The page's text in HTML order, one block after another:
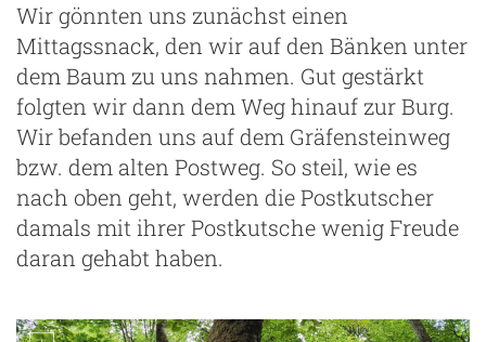
Wir gönnten uns zunächst einen
Mittagssnack, den wir auf den Bänken unter
dem Baum zu uns nahmen. Gut gestärkt
folgten wir dann dem Weg hinauf zur Burg.
Wir befanden uns auf dem Gräfensteinweg
bzw. dem alten Postweg. So steil, wie es
nach oben geht, werden die Postkutscher
damals mit ihrer Postkutsche wenig Freude
daran gehabt haben.